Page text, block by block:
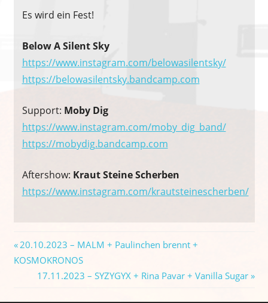
Es wird ein Fest!
Below A Silent Sky
https://www.instagram.com/belowasilentsky/
https://belowasilentsky.bandcamp.com
Support: Moby Dig
https://www.instagram.com/moby_dig_band/
https://mobydig.bandcamp.com
Aftershow: Kraut Steine Scherben
https://www.instagram.com/krautsteinescherben/
Beitragsnavigation
Vorheriger
Beitrag:
20.10.2023 – MALM + Paulinchen brennt +
KOSMOKRONOS
Nächster
17.11.2023 – SYZYGYX + Rina Pavar + Vanilla Sugar